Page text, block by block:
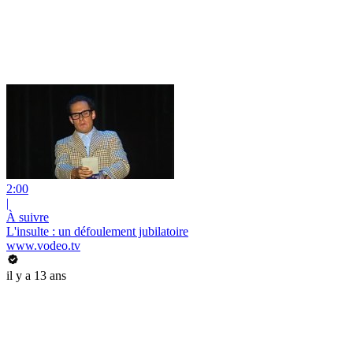
2:00
|
À suivre
L'insulte : un défoulement jubilatoire
www.vodeo.tv
il y a 13 ans